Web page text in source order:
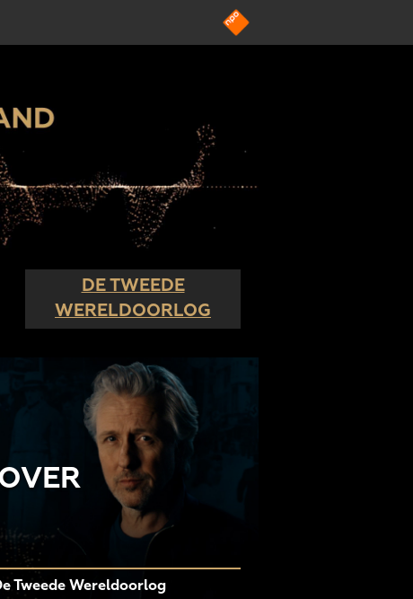
DE TWEEDE
WERELDOORLOG
Tweede Wereldoorlog